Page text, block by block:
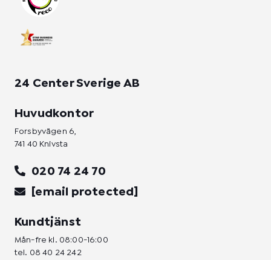
24 Center Sverige AB
Huvudkontor
Forsbyvägen 6,
741 40 Knivsta
020 74 24 70
[email protected]
Kundtjänst
Mån-fre kl. 08:00-16:00
tel. 08 40 24 242